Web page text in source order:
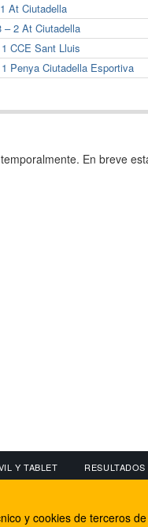
At Ciutadella
– 2 At Ciutadella
CCE Sant Lluis
Penya Ciutadella Esportiva
En breve
Y TABLET RESULTADOS
El equipo de FútbolBalear
y cookies de terceros